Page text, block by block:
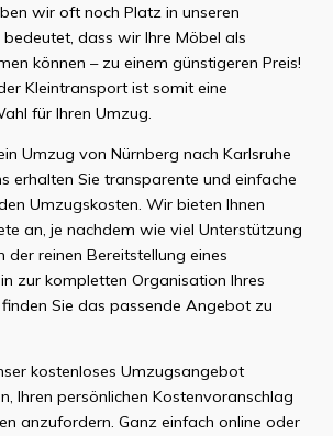
wir oft noch Platz in unseren
dass wir Ihre Möbel als
können – zu einem günstigeren Preis!
Kleintransport ist somit eine
für Ihren Umzug.
Umzug von Nürnberg nach Karlsruhe
erhalten Sie transparente und einfache
Umzugskosten. Wir bieten Ihnen
an, je nachdem wie viel Unterstützung
der reinen Bereitstellung eines
zur kompletten Organisation Ihres
Sie das passende Angebot zu
kostenloses Umzugsangebot
Ihren persönlichen Kostenvoranschlag
anzufordern. Ganz einfach online oder